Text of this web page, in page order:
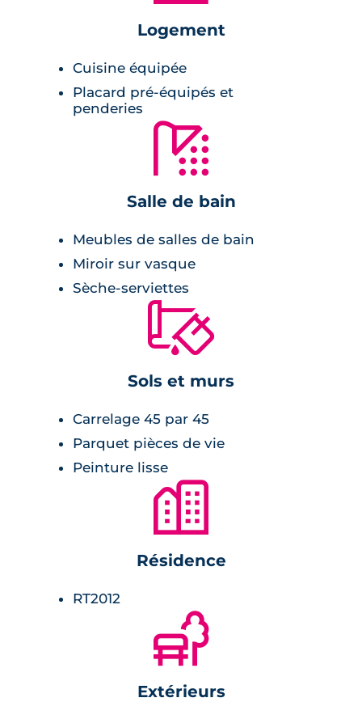
appartement s'accompagne de 2 places de
parking en extérieur.
Les villas, quant à elles, proposent 5 pièces en
duplex avec chacune une piscine et un
garage. Les terrasses en bois donnent sur un
jardin de plus de 160 m² et 2 places de
stationnement sont également à disposition.
Logement
Cuisine équipée
Placard pré-équipés et
penderies
🚿
Salle de bain
Meubles de salles de bain
Miroir sur vasque
Sèche-serviettes
🔨
Sols et murs
Carrelage 45 par 45
Parquet pièces de vie
Peinture lisse
🏙
Résidence
RT2012
🌲
Extérieurs